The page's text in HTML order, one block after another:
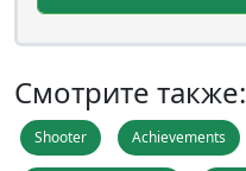
Смотрите также:
Shooter Achievements